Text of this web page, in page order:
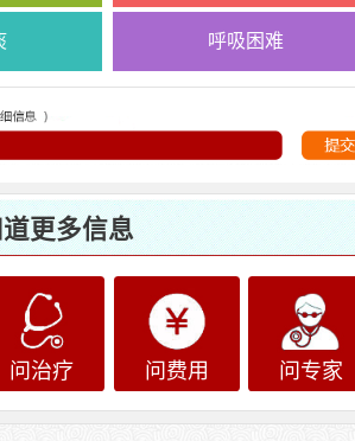
呼吸困难
更多信息
问治疗 问费用 问专家